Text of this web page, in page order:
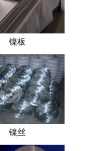
镍板
镍丝